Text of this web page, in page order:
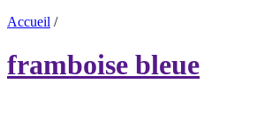
Accueil /
framboise bleue